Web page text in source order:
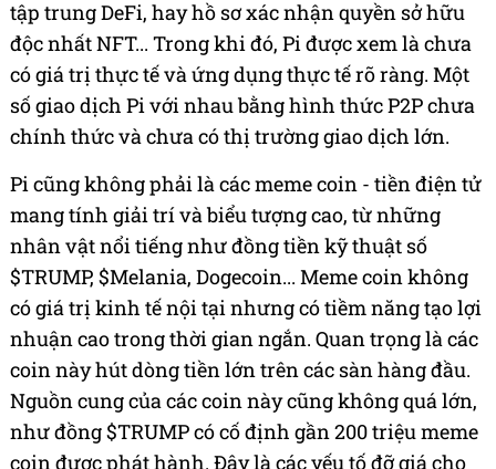
tập trung DeFi, hay hồ sơ xác nhận quyền sở hữu
độc nhất NFT... Trong khi đó, Pi được xem là chưa
có giá trị thực tế và ứng dụng thực tế rõ ràng. Một
số giao dịch Pi với nhau bằng hình thức P2P chưa
chính thức và chưa có thị trường giao dịch lớn.
Pi cũng không phải là các meme coin - tiền điện tử
mang tính giải trí và biểu tượng cao, từ những
nhân vật nổi tiếng như đồng tiền kỹ thuật số
$TRUMP, $Melania, Dogecoin... Meme coin không
có giá trị kinh tế nội tại nhưng có tiềm năng tạo lợi
nhuận cao trong thời gian ngắn. Quan trọng là các
coin này hút dòng tiền lớn trên các sàn hàng đầu.
Nguồn cung của các coin này cũng không quá lớn,
như đồng $TRUMP có cố định gần 200 triệu meme
coin được phát hành. Đây là các yếu tố đỡ giá cho